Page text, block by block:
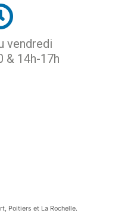
vendredi
& 14h-17h
Poitiers et La Rochelle.